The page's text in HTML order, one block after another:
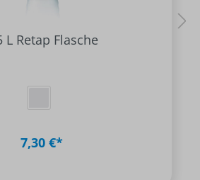
L Retap Flasche
7,30 €*